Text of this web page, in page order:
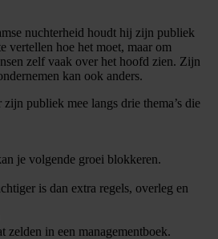
nuchterheid houdt hij zijn publiek
vertellen hoe het moet, maar om
zelf vaak over het hoofd zien. Zijn
kan ook anders.
publiek mee langs drie thema’s die
je volgende groei blokkeren.
is dan extra regels, overleg en
zelden in een managementboek.